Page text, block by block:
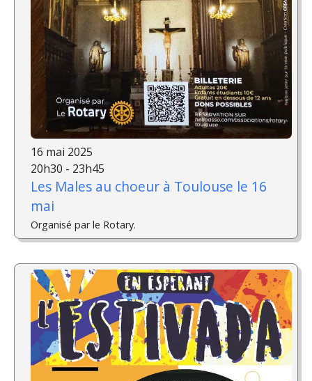
16 mai 2025
20h30 - 23h45
Les Males au choeur à Toulouse le 16
mai
Organisé par le Rotary.